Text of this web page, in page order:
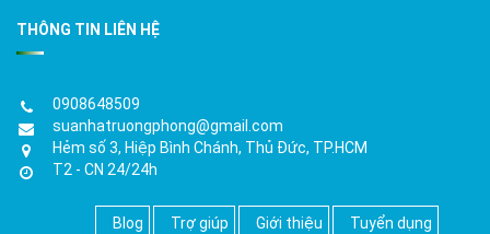
THÔNG TIN LIÊN HỆ
0908648509
suanhatruongphong@gmail.com
Hẻm số 3, Hiệp Bình Chánh, Thủ Đức, TP.HCM
T2 - CN 24/24h
Blog Trợ giúp Giới thiệu Tuyển dụng